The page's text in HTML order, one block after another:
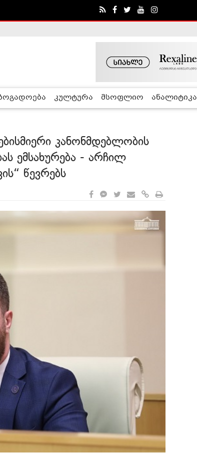
კომისია
კულტურა მსოფლიო ანალიტიკა
კანონმდებლობის
ემსახურება - არჩილ
წევრებს